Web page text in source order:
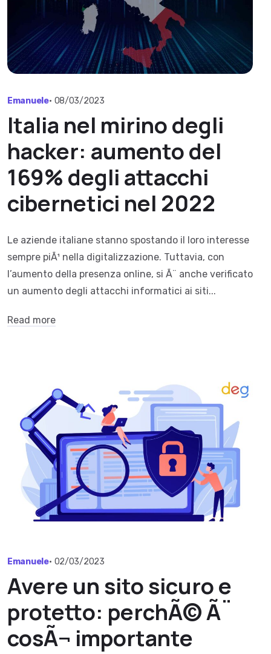
Emanuele• 08/03/2023
Italia nel mirino degli
hacker: aumento del
169% degli attacchi
cibernetici nel 2022
Le aziende italiane stanno spostando il loro interesse
sempre piÃ¹ nella digitalizzazione. Tuttavia, con
l’aumento della presenza online, si Ã¨ anche verificato
un aumento degli attacchi informatici ai siti...
Read more
Emanuele• 02/03/2023
Avere un sito sicuro e
protetto: perchÃ© Ã¨
cosÃ¬ importante